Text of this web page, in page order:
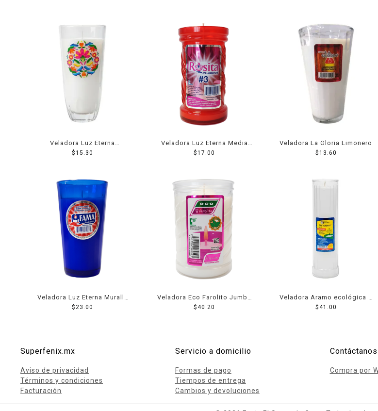
Veladora Luz Eterna
Centenario Fama
$15.30
Veladora Luz Eterna Media
Semana Rosita
$17.00
Veladora La Gloria Limonero
$13.60
Veladora Luz Eterna Muralla
Fama
$ 23.00
Veladora Eco Farolito Jumbo
No. 3
$40.20
Veladora Aramo ecológica 7
días 1 pza
$41.00
Superfenix.mx
Aviso de privacidad
Términos y condiciones
Facturación
Servicio a domicilio
Formas de pago
Tiempos de entrega
Cambios y devoluciones
Contáctanos
Compra por